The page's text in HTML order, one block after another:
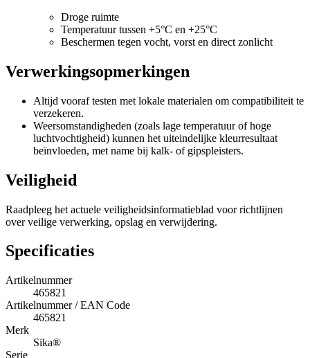
Droge ruimte
Temperatuur tussen +5°C en +25°C
Beschermen tegen vocht, vorst en direct zonlicht
Verwerkingsopmerkingen
Altijd vooraf testen met lokale materialen om compatibiliteit te
verzekeren.
Weersomstandigheden (zoals lage temperatuur of hoge
luchtvochtigheid) kunnen het uiteindelijke kleurresultaat
beïnvloeden, met name bij kalk- of gipspleisters.
Veiligheid
Raadpleeg het actuele veiligheidsinformatieblad voor richtlijnen
over veilige verwerking, opslag en verwijdering.
Specificaties
Artikelnummer
465821
Artikelnummer / EAN Code
465821
Merk
Sika®
Serie